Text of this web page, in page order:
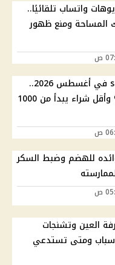
واتساب تلقائيًا..
المساحة ومنع ظهور
شهادات ادخار بنك saib في أغسطس 2026..
عائد يصل إلى 19.50% وأقل شراء يبدأ من 1000
للهضم وضبط السكر
العين وتشنجات
ومتى تستدعي